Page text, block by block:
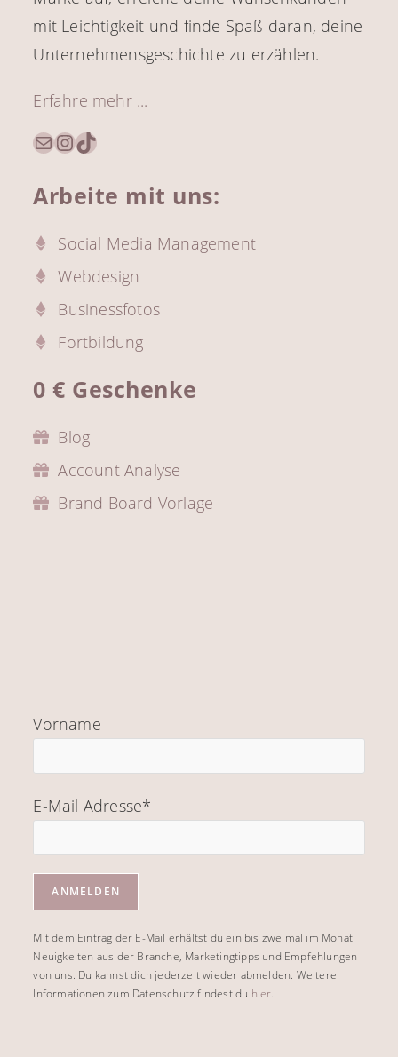
mit Leichtigkeit und finde Spaß daran, deine
Unternehmensgeschichte zu erzählen.
Erfahre mehr ...
E-MailInstagram
TikTok
Arbeite mit uns:
Social Media Management
Webdesign
Businessfotos
Fortbildung
0 € Geschenke
Blog
Account Analyse
Brand Board Vorlage
Vorname
E-Mail Adresse*
Mit dem Eintrag der E-Mail erhältst du ein bis zweimal im Monat
Neuigkeiten aus der Branche, Marketingtipps und Empfehlungen
von uns. Du kannst dich jederzeit wieder abmelden. Weitere
Informationen zum Datenschutz findest du hier.